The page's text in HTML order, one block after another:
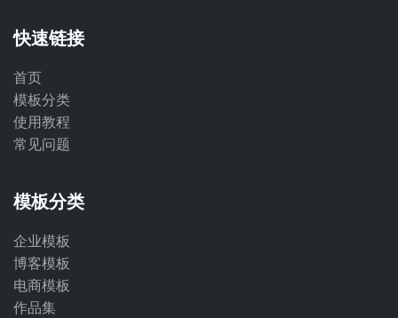
快速链接
首页
模板分类
使用教程
常见问题
模板分类
企业模板
博客模板
电商模板
作品集